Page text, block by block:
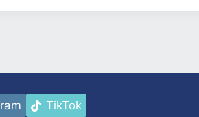
TikTok